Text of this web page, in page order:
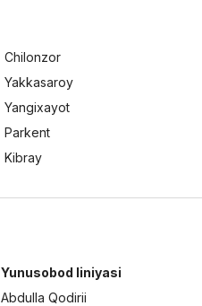
Chilonzor
Yakkasaroy
Yangixayot
Parkent
Kibray
Yunusobod liniyasi
Abdulla Qodirii